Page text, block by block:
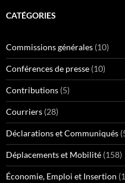
CATÉGORIES
Commissions générales (10)
Conférences de presse (10)
Contributions (5)
Courriers (28)
Déclarations et Communiqués
Déplacements et Mobilité (158)
Économie, Emploi et Insertion